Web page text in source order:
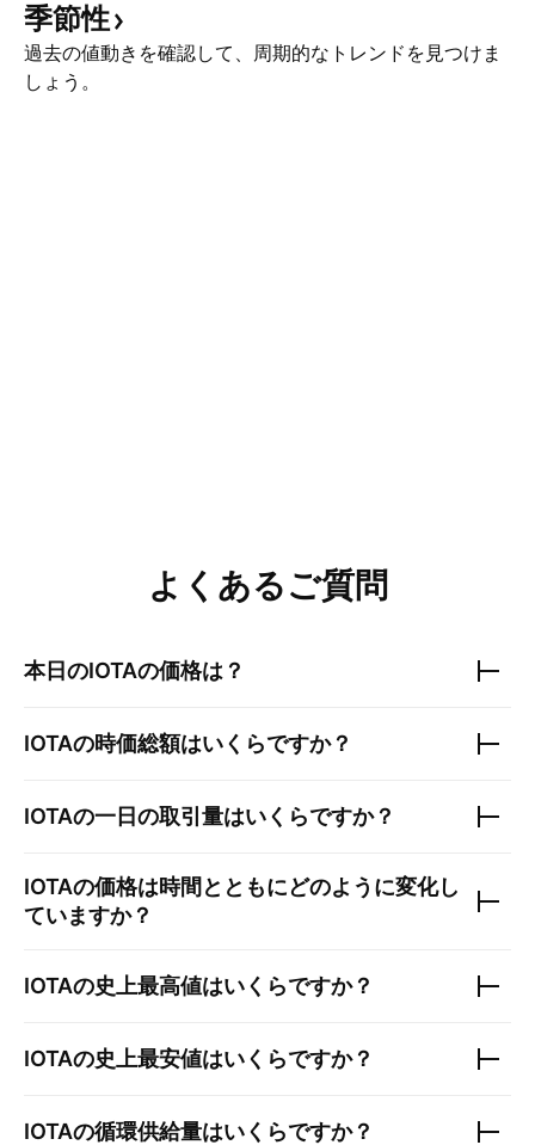
季節性
過去の値動きを確認して、周期的なトレンドを見つけま
しょう。
よくあるご質問
本日のIOTAの価格は？
IOTAの時価総額はいくらですか？
IOTAの一日の取引量はいくらですか？
IOTAの価格は時間とともにどのように変化し
ていますか？
IOTAの史上最高値はいくらですか？
IOTAの史上最安値はいくらですか？
IOTAの循環供給量はいくらですか？